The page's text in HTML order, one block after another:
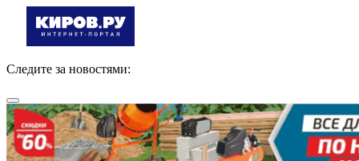
Следите за новостями: